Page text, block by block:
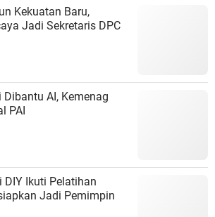
Kekuatan Baru,
Jadi Sekretaris DPC
AI, Kemenag
PAI
DIY Ikuti Pelatihan
Jadi Pemimpin